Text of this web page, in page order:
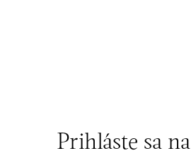
Prihláste sa